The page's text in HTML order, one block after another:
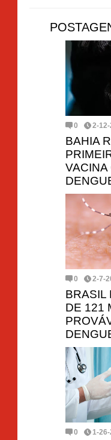
0 2-
BAHIA
VACINA
0 2-7-
BRASIL
DE 121
0 1-